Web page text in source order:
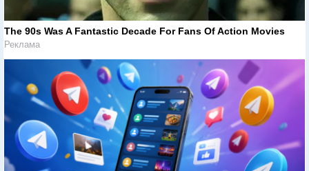
The 90s Was A Fantastic Decade For Fans Of Action Movies
Реклама